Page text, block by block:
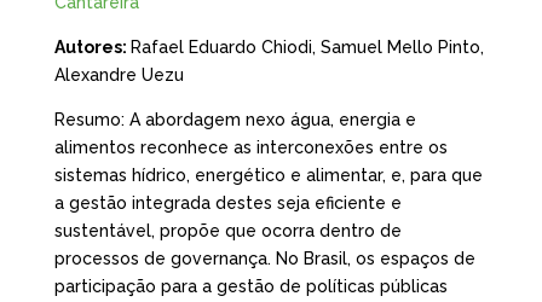
Autores: Rafael Eduardo Chiodi, Samuel Mello Pinto,
Alexandre Uezu
Resumo: A abordagem nexo água, energia e
alimentos reconhece as interconexões entre os
sistemas hídrico, energético e alimentar, e, para que
a gestão integrada destes seja eficiente e
sustentável, propõe que ocorra dentro de
processos de governança. No Brasil, os espaços de
participação para a gestão de políticas públicas